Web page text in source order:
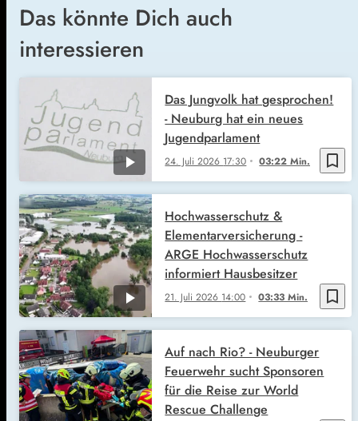
Das könnte Dich auch
interessieren
bookmark_border
24. Juli 2026 17:30 03:22 Min.
Das Jungvolk hat gesprochen!
- Neuburg hat ein neues
Jugendparlament
bookmark_border
21. Juli 2026 14:00 03:33 Min.
Hochwasserschutz &
Elementarversicherung -
ARGE Hochwasserschutz
informiert Hausbesitzer
Auf nach Rio? - Neuburger
Feuerwehr sucht Sponsoren
für die Reise zur World
Rescue Challenge